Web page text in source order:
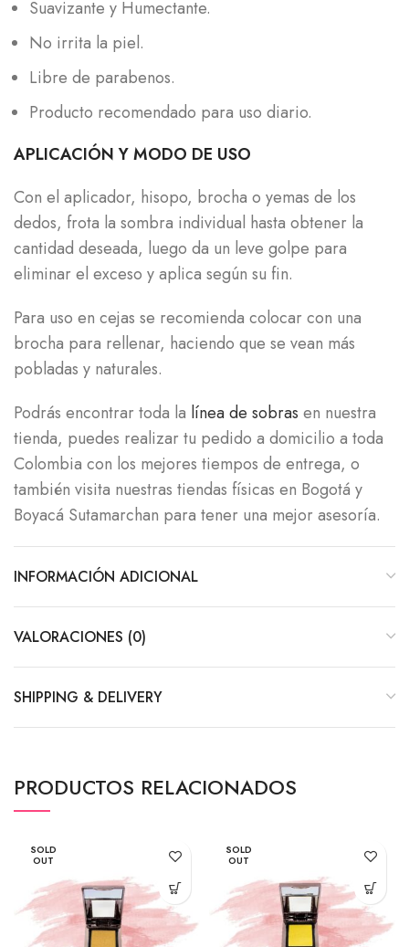
Suavizante y Humectante.
No irrita la piel.
Libre de parabenos.
Producto recomendado para uso diario.
APLICACIÓN Y MODO DE USO
Con el aplicador, hisopo, brocha o yemas de los
dedos, frota la sombra individual hasta obtener la
cantidad deseada, luego da un leve golpe para
eliminar el exceso y aplica según su fin.
Para uso en cejas se recomienda colocar con una
brocha para rellenar, haciendo que se vean más
pobladas y naturales.
Podrás encontrar toda la línea de sobras en nuestra
tienda, puedes realizar tu pedido a domicilio a toda
Colombia con los mejores tiempos de entrega, o
también visita nuestras tiendas físicas en Bogotá y
Boyacá Sutamarchan para tener una mejor asesoría.
INFORMACIÓN ADICIONAL
VALORACIONES (0)
SHIPPING & DELIVERY
PRODUCTOS RELACIONADOS
SOLD
OUT
SOLD
OUT